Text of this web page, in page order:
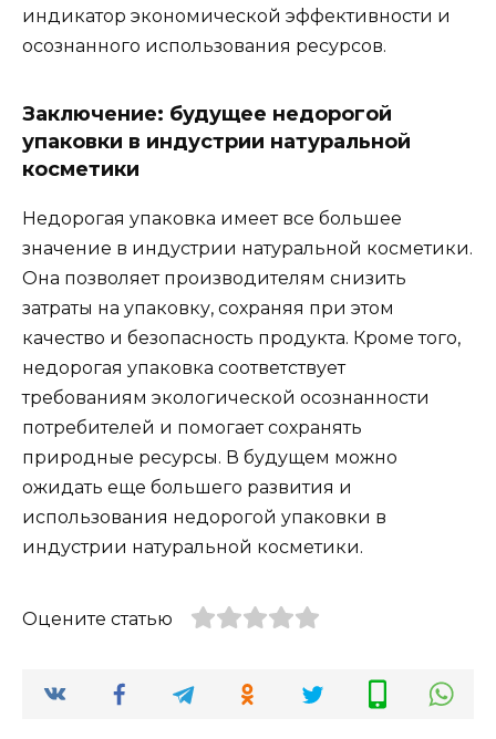
индикатор экономической эффективности и
осознанного использования ресурсов.
Заключение: будущее недорогой
упаковки в индустрии натуральной
косметики
Недорогая упаковка имеет все большее
значение в индустрии натуральной косметики.
Она позволяет производителям снизить
затраты на упаковку, сохраняя при этом
качество и безопасность продукта. Кроме того,
недорогая упаковка соответствует
требованиям экологической осознанности
потребителей и помогает сохранять
природные ресурсы. В будущем можно
ожидать еще большего развития и
использования недорогой упаковки в
индустрии натуральной косметики.
Оцените статью